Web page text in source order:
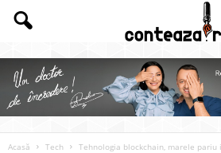
Acasă Tech Tehnologia blockchain, marele pariu